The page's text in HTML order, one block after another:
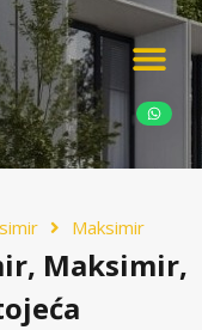
Maksimir
Maksimir,